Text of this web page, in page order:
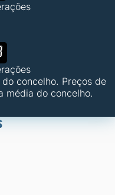
concelho. Preços de
média do concelho.